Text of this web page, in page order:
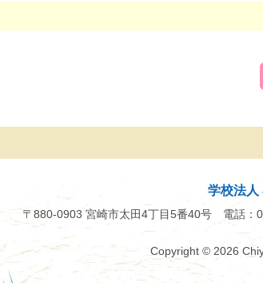
学校法
〒880-0903 宮崎市太田4丁目5番40号電話：
Copyright© 2026